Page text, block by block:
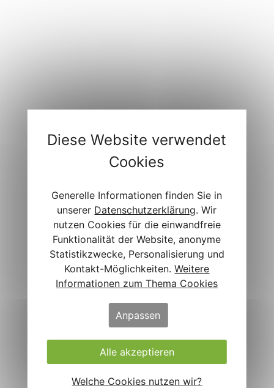
Diese Website verwendet
Cookies
Generelle Informationen finden Sie in
unserer Datenschutzerklärung. Wir
nutzen Cookies für die einwandfreie
Funktionalität der Website, anonyme
Statistikzwecke, Personalisierung und
Kontakt-Möglichkeiten.Weitere
Informationen zum Thema Cookies
Anpassen
Alle akzeptieren
Welche Cookies nutzen wir?